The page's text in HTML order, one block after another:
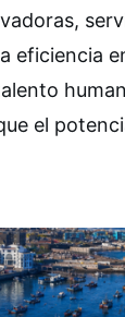
eficiencia
el